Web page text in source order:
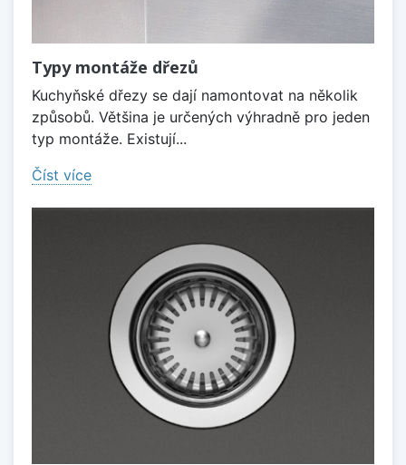
Typy montáže dřezů
Kuchyňské dřezy se dají namontovat na několik
způsobů. Většina je určených výhradně pro jeden
typ montáže. Existují...
Číst více